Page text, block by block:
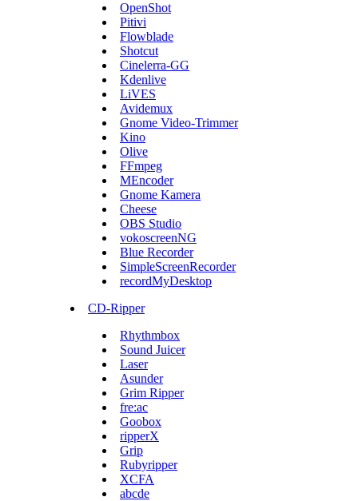
OpenShot
Pitivi
Flowblade
Shotcut
Cinelerra-GG
Kdenlive
LiVES
Avidemux
Gnome Video-Trimmer
Kino
Olive
FFmpeg
MEncoder
Gnome Kamera
Cheese
OBS Studio
vokoscreenNG
Blue Recorder
SimpleScreenRecorder
recordMyDesktop
CD-Ripper
Rhythmbox
Sound Juicer
Laser
Asunder
Grim Ripper
fre:ac
Goobox
ripperX
Grip
Rubyripper
XCFA
abcde